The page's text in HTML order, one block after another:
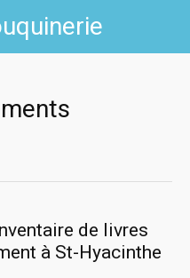
de livres
à St-Hyacinthe